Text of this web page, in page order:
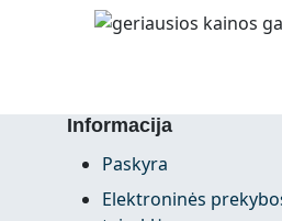
Informacija
Paskyra
Elektroninės